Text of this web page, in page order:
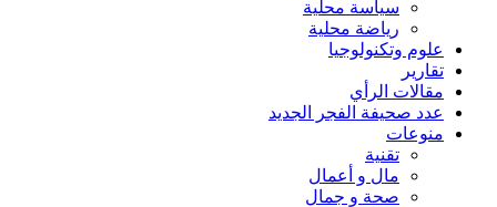
سياسة محلية
رياضة محلية
علوم وتكنولوجيا
تقارير
مقالات الرأي
عدد صحيفة الفجر الجديد
منوعات
تقنية
مال و أعمال
صحة و جمال